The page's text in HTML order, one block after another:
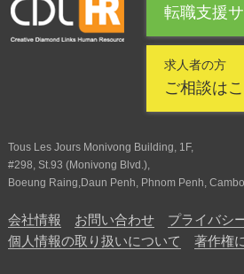
転職支援
求人者の方
ご相談は
Tous Les Jours Monivong Building, 1F,
#298, St.93 (Monivong Blvd.),
Boeung Raing,Daun Penh, Phnom Penh,
会社情報 お問い合わせ
プライバシ
個人情報の取り扱いについて
著作権